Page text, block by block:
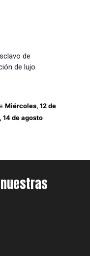
de
de lujo
Miércoles, 12 de
14 de agosto